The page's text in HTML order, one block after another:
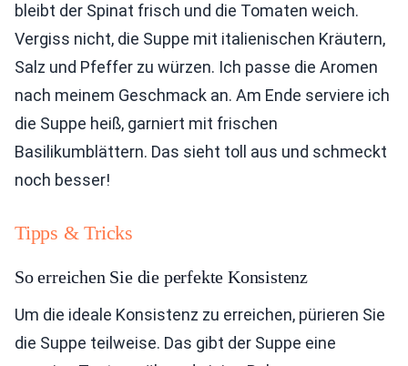
bleibt der Spinat frisch und die Tomaten weich.
Vergiss nicht, die Suppe mit italienischen Kräutern,
Salz und Pfeffer zu würzen. Ich passe die Aromen
nach meinem Geschmack an. Am Ende serviere ich
die Suppe heiß, garniert mit frischen
Basilikumblättern. Das sieht toll aus und schmeckt
noch besser!
Tipps & Tricks
So erreichen Sie die perfekte Konsistenz
Um die ideale Konsistenz zu erreichen, pürieren Sie
die Suppe teilweise. Das gibt der Suppe eine